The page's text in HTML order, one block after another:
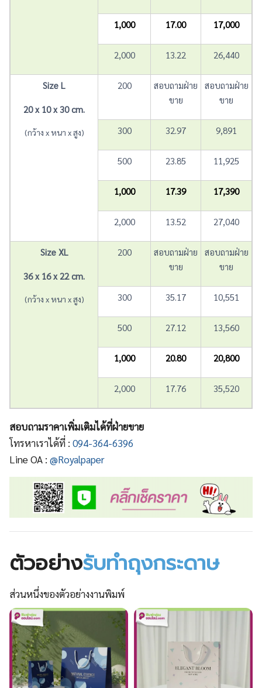
1,000 17.00 17,000
2,000 13.22 26,440
Size L
20 x 10 x 30 cm.
(กว้าง x หนา x สูง)
200
สอบถามฝ่าย
ขาย
สอบถามฝ่าย
ขาย
300 32.97 9,891
500 23.85 11,925
1,000 17.39 17,390
2,000 13.52 27,040
Size XL
36 x 16 x 22 cm.
(กว้าง x หนา x สูง)
200
สอบถามฝ่าย
ขาย
สอบถามฝ่าย
ขาย
300 35.17 10,551
500 27.12 13,560
1,000 20.80 20,800
2,000 17.76 35,520
สอบถามราคาเพิ่มเติมได้ที่ฝ่ายขาย
โทรหาเราได้ที่ : 094-364-6396
Line OA : @Royalpaper
ตัวอย่างรับทำถุงกระดาษ
ส่วนหนึ่งของตัวอย่างงานพิมพ์